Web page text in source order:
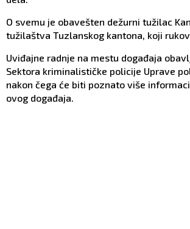
O svemu je obavešten dežurni tužilac
tužilaštva Tuzlanskog kantona, koji
Uviđajne radnje na mestu događaja
Sektora kriminalističke policije Uprave
nakon čega će biti poznato više
ovog događaja.